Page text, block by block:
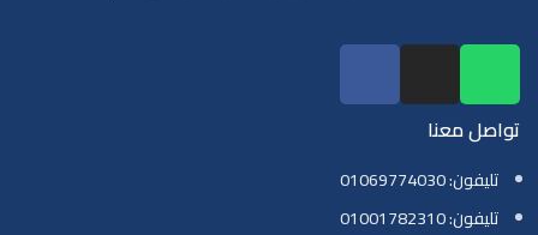
تواصل معنا
تليفون: 01069774030
تليفون: 01001782310